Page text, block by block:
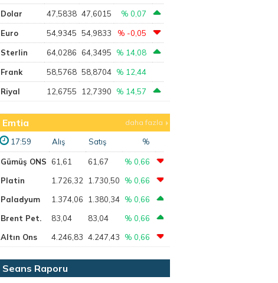
Dolar 47,5838 47,6015 % 0,07
Euro 54,9345 54,9833 % -0,05
Sterlin 64,0286 64,3495 % 14,08
Frank 58,5768 58,8704 % 12,44
Riyal 12,6755 12,7390 % 14,57
Emtia daha fazla
17:59 Alış Satış %
Gümüş ONS 61,61 61,67
% 0,66
Platin
1.726,32 1.730,50
% 0,66
Paladyum
1.374,06 1.380,34 % 0,66
Brent Pet.
83,04 83,04
% 0,66
Altın Ons
4.246,83 4.247,43 % 0,66
Seans Raporu